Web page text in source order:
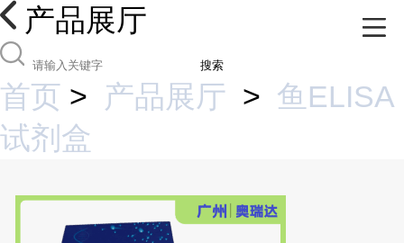
产品展厅
搜索
首页 > 产品展厅 > 鱼ELISA
试剂盒